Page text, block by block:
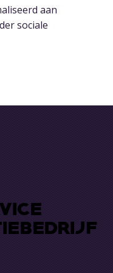
aan
sociale